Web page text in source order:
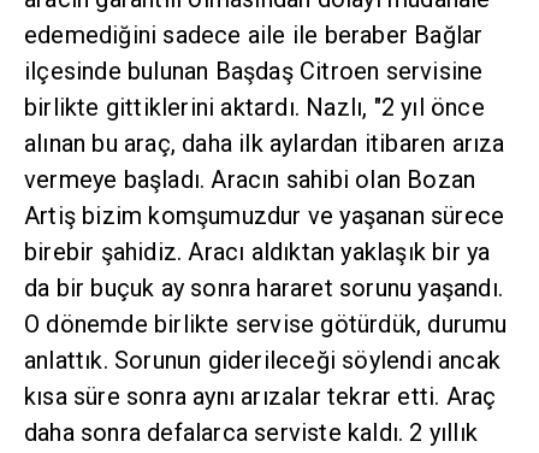
edemediğini sadece aile ile beraber Bağlar
ilçesinde bulunan Başdaş Citroen servisine
birlikte gittiklerini aktardı. Nazlı, "2 yıl önce
alınan bu araç, daha ilk aylardan itibaren arıza
vermeye başladı. Aracın sahibi olan Bozan
Artiş bizim komşumuzdur ve yaşanan sürece
birebir şahidiz. Aracı aldıktan yaklaşık bir ya
da bir buçuk ay sonra hararet sorunu yaşandı.
O dönemde birlikte servise götürdük, durumu
anlattık. Sorunun giderileceği söylendi ancak
kısa süre sonra aynı arızalar tekrar etti. Araç
daha sonra defalarca serviste kaldı. 2 yıllık